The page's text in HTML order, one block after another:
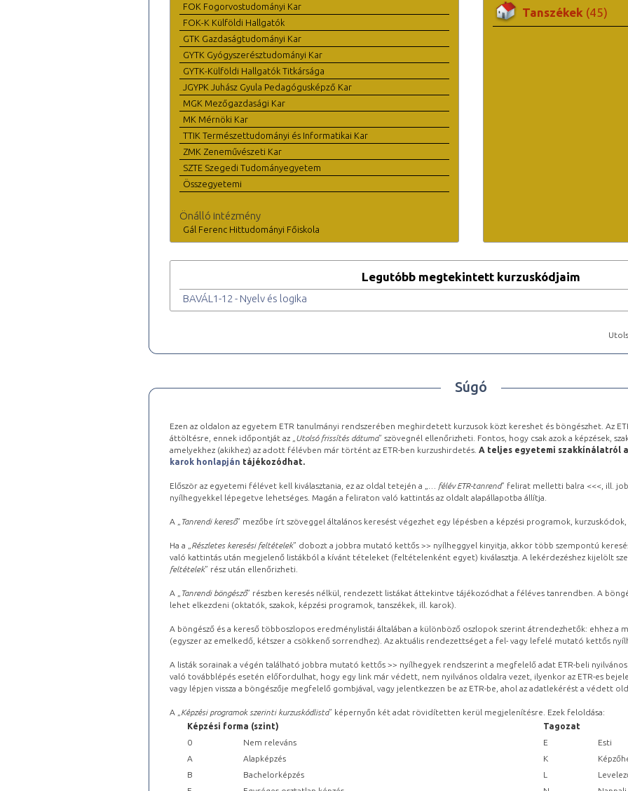
FOK Fogorvostudományi Kar
FOK-K Külföldi Hallgatók
GTK Gazdaságtudományi Kar
GYTK Gyógyszerésztudományi Kar
GYTK-Külföldi Hallgatók Titkársága
JGYPK Juhász Gyula Pedagógusképző Kar
MGK Mezőgazdasági Kar
MK Mérnöki Kar
TTIK Természettudományi és Informatikai Kar
ZMK Zeneművészeti Kar
SZTE Szegedi Tudományegyetem
Összegyetemi
Önálló intézmény
Gál Ferenc Hittudományi Főiskola
Tanszékek (45)
Legutóbb megtekintett kurzuskódjaim
BAVÁL1-12 - Nyelv és logika
Súgó
Ezen az oldalon az egyetem ETR tanulmányi rendszerében meghirdetett kurzusok közt kereshet és böngészhet. Az
áttöltésre, ennek időpontját az „ Utolsó frissítés dátuma” szövegnél ellenőrizheti. Fontos, hogy csak azok a képzések,
amelyekhez (akikhez) az adott félévben már történt az ETR-ben kurzushirdetés. A teljes egyetemi szakkínálatról a
karok honlapján tájékozódhat.
Először az egyetemi félévet kell kiválasztania, ez az oldal tetején a „ … félév ETR-tanrend” felirat melletti balra <<<, ill.
nyílhegyekkel lépegetve lehetséges. Magán a feliraton való kattintás az oldalt alapállapotba állítja.
A „ Tanrendi kereső” mezőbe írt szöveggel általános keresést végezhet egy lépésben a képzési programok,
Ha a „ Részletes keresési feltételek” dobozt a jobbra mutató kettős >> nyílheggyel kinyitja, akkor több szempontú
való kattintás után megjelenő listákból a kívánt tételeket (feltételenként egyet) kiválasztja. A lekérdezéshez kijelölt
feltételek” rész után ellenőrizheti.
A „ Tanrendi böngésző” részben keresés nélkül, rendezett listákat áttekintve tájékozódhat a féléves tanrendben. A
lehet elkezdeni (oktatók, szakok, képzési programok, tanszékek, ill. karok).
A böngésző és a kereső többoszlopos eredménylistái általában a különböző oszlopok szerint átrendezhetők: ehhez a
(egyszer az emelkedő, kétszer a csökkenő sorrendhez). Az aktuális rendezettséget a fel- vagy lefelé mutató kettős
A listák sorainak a végén található jobbra mutató kettős >> nyílhegyek rendszerint a megfelelő adat ETR-beli
való továbblépés esetén előfordulhat, hogy egy link már védett, nem nyilvános oldalra vezet, ilyenkor az ETR-es
vagy lépjen vissza a böngészője megfelelő gombjával, vagy jelentkezzen be az ETR-be, ahol az adatlekérést a védett
A „ Képzési programok szerinti kurzuskódlista” képernyőn két adat rövidítetten kerül megjelenítésre. Ezek feloldása:
Képzési forma (szint)
Tagozat
0
Nem releváns E
Esti
A
Alapképzés K
B
Bachelorképzés L